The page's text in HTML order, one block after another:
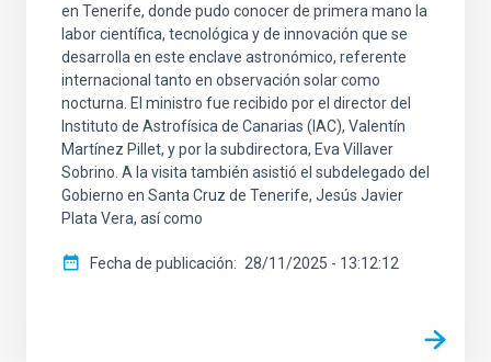
en Tenerife, donde pudo conocer de primera mano la
labor científica, tecnológica y de innovación que se
desarrolla en este enclave astronómico, referente
internacional tanto en observación solar como
nocturna. El ministro fue recibido por el director del
Instituto de Astrofísica de Canarias (IAC), Valentín
Martínez Pillet, y por la subdirectora, Eva Villaver
Sobrino. A la visita también asistió el subdelegado del
Gobierno en Santa Cruz de Tenerife, Jesús Javier
Plata Vera, así como
Fecha de publicación 28/11/2025 - 13:12:12